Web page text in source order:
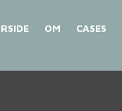
OM CASES